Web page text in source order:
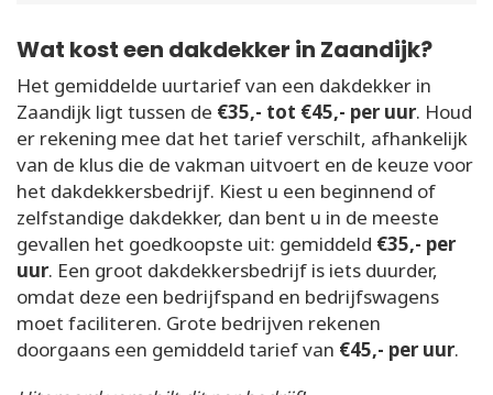
Wat kost een dakdekker in Zaandijk?
Het gemiddelde uurtarief van een dakdekker in
Zaandijk ligt tussen de €35,- tot €45,- per uur. Houd
er rekening mee dat het tarief verschilt, afhankelijk
van de klus die de vakman uitvoert en de keuze voor
het dakdekkersbedrijf. Kiest u een beginnend of
zelfstandige dakdekker, dan bent u in de meeste
gevallen het goedkoopste uit: gemiddeld €35,- per
uur. Een groot dakdekkersbedrijf is iets duurder,
omdat deze een bedrijfspand en bedrijfswagens
moet faciliteren. Grote bedrijven rekenen
doorgaans een gemiddeld tarief van €45,- per uur.